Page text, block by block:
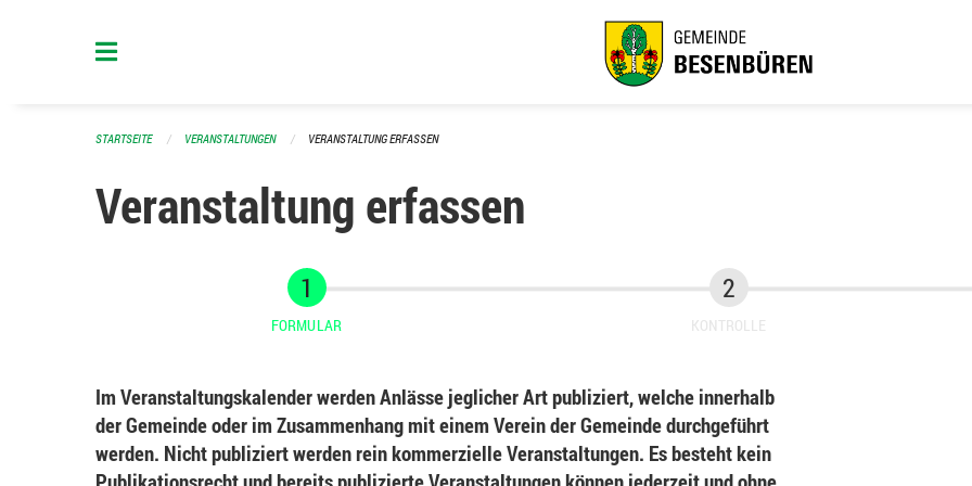
STARTSEITE VERANSTALTUNGEN VERANSTALTUNG ERFASSEN
Veranstaltung erfassen
FORMULAR KONTROLLE
Im Veranstaltungskalender werden Anlässe jeglicher Art publiziert, welche innerhalb
der Gemeinde oder im Zusammenhang mit einem Verein der Gemeinde durchgeführt
werden. Nicht publiziert werden rein kommerzielle Veranstaltungen. Es besteht kein